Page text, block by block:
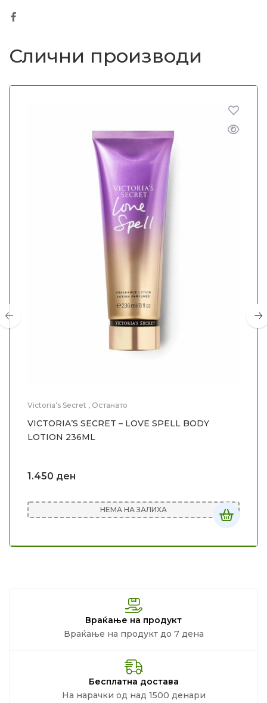
Слични производи
Victoria's Secret , Останато
VICTORIA’S SECRET – LOVE SPELL BODY
LOTION 236ML
1.450 ден
НЕМА НА ЗАЛИХА
Враќање на продукт
Враќање на продукт до 7 дена
Бесплатна достава
На нарачки од над 1500 денари